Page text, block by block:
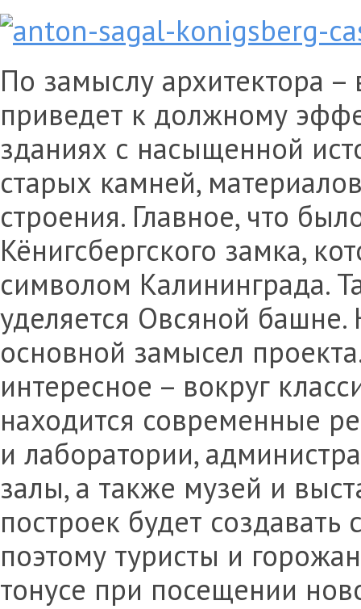
По замыслу архитектора
приведет к должному
зданиях с насыщенной
старых камней,
строения. Главное, что
Кёнигсбергского замка,
символом Калининграда.
уделяется Овсяной башне.
основной замысел
интересное – вокруг
находится современные
и лаборатории,
залы, а также музей и
построек будет
поэтому туристы и
тонусе при посещении